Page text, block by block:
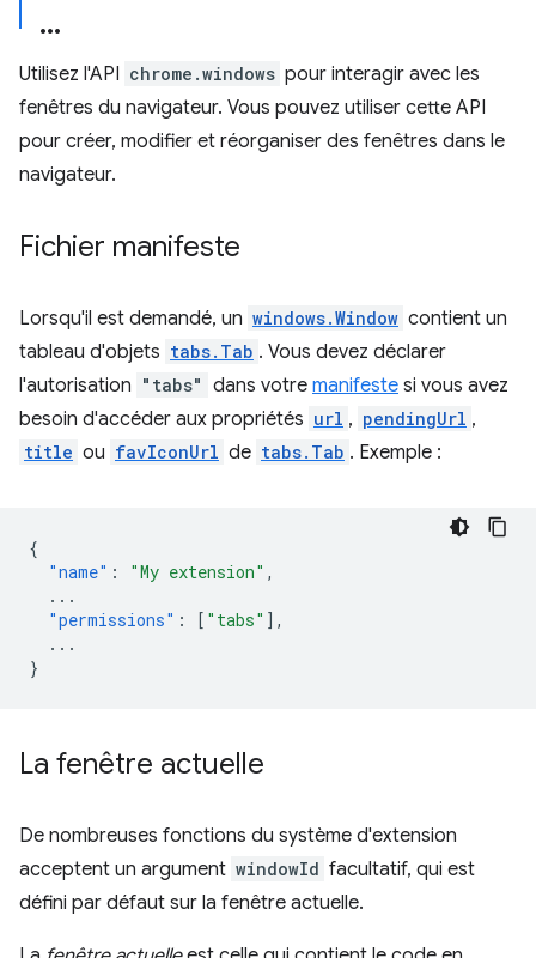
Utilisez l'API chrome.windows pour interagir avec les
fenêtres du navigateur. Vous pouvez utiliser cette API
pour créer, modifier et réorganiser des fenêtres dans le
navigateur.
Fichier manifeste
Lorsqu'il est demandé, un windows.Window contient un
tableau d'objets tabs.Tab . Vous devez déclarer
l'autorisation "tabs" dans votre manifeste si vous avez
besoin d'accéder aux propriétés url , pendingUrl ,
title ou favIconUrl de tabs.Tab . Exemple :
{
"name" : "My extension" ,
...
"permissions" : [ "tabs" ],
...
}
La fenêtre actuelle
De nombreuses fonctions du système d'extension
acceptent un argument windowId facultatif, qui est
défini par défaut sur la fenêtre actuelle.